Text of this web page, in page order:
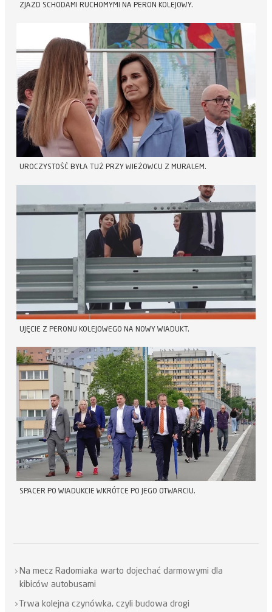
ZJAZD SCHODAMI RUCHOMYMI NA PERON KOLEJOWY.
UROCZYSTOŚĆ BYŁA TUŻ PRZY WIEŻOWCU Z MURALEM.
UJĘCIE Z PERONU KOLEJOWEGO NA NOWY WIADUKT.
SPACER PO WIADUKCIE WKRÓTCE PO JEGO OTWARCIU.
Na mecz Radomiaka warto dojechać darmowymi dla
kibiców autobusami
Trwa kolejna czynówka, czyli budowa drogi